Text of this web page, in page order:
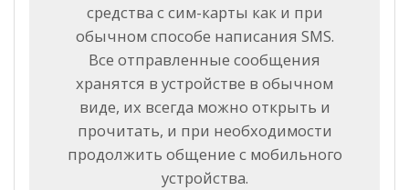
средства с сим-карты как и при
обычном способе написания SMS.
Все отправленные сообщения
хранятся в устройстве в обычном
виде, их всегда можно открыть и
прочитать, и при необходимости
продолжить общение с мобильного
устройства.